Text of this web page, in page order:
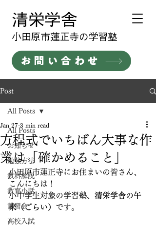
清栄学舎
​小田原市蓮正寺の学習塾
お問い合わせ
Post
All Posts
お知らせ
勉強方法
教科解説
教育小話
講習会
高校入試
All Posts
方程式でいちばん大事な作
業は「確かめること」
Jan 27 3 min read
小田原市蓮正寺にお住まいの皆さん、
こんにちは！
小中学生対象の学習塾、 清栄学舎の午
来（ごらい） です。